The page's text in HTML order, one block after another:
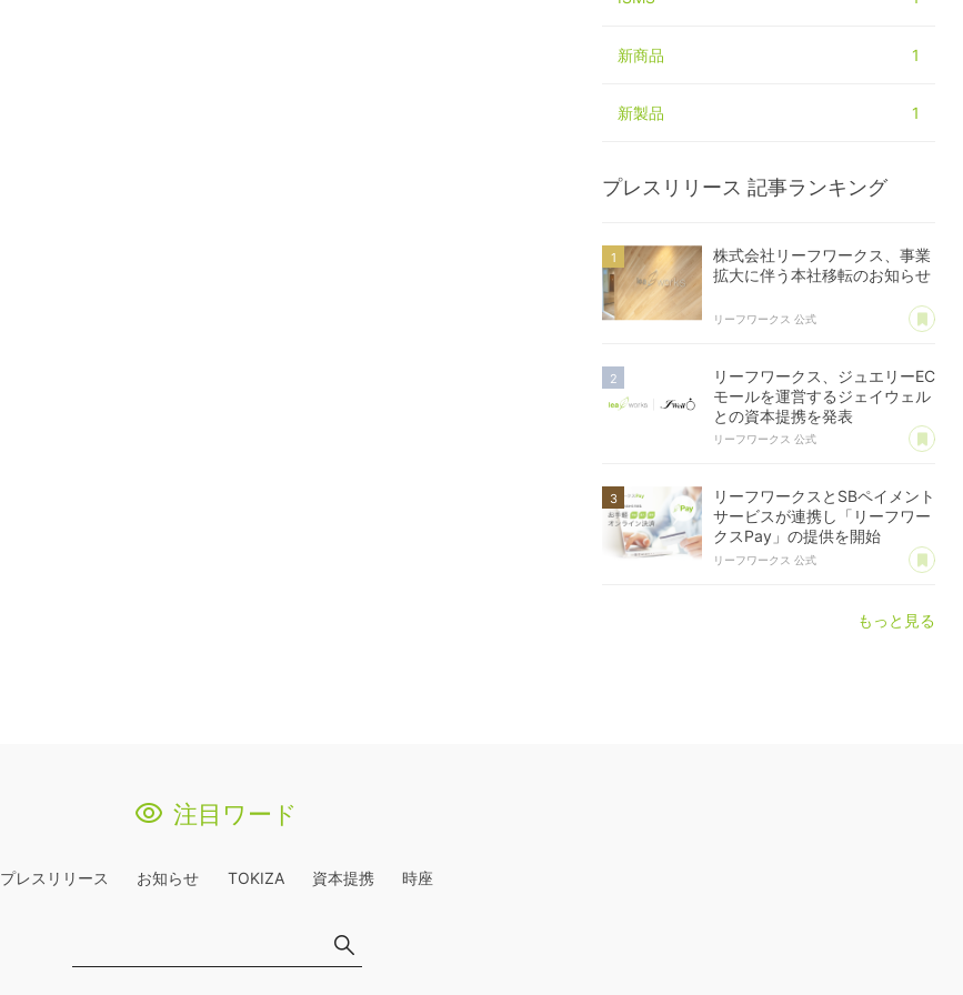
新商品 1
新製品 1
プレスリリース 記事ランキング
株式会社リーフワークス、事業
拡大に伴う本社移転のお知らせ
リーフワークス 公式 あ
リーフワークス、ジュエリーEC
モールを運営するジェイウェル
との資本提携を発表
リーフワークス 公式 あ
リーフワークスとSBペイメント
サービスが連携し「リーフワー
クスPay」の提供を開始
リーフワークス 公式 あ
もっと見る
注目ワード
プレスリリース お知らせ TOKIZA 資本提携 時座